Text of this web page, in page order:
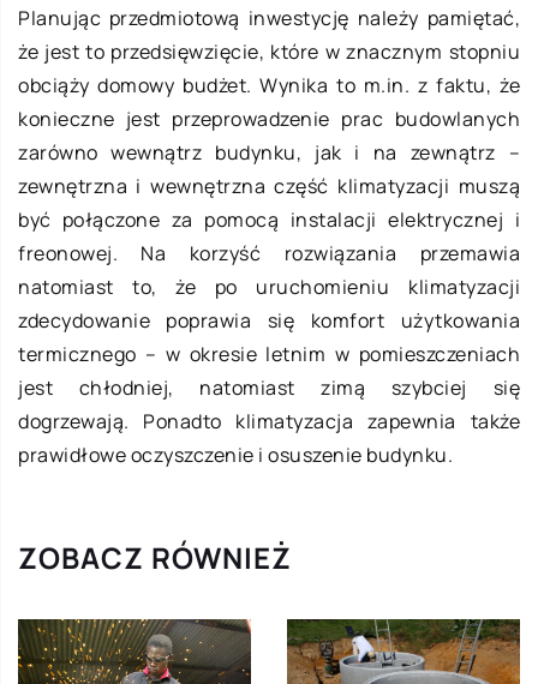
Planując przedmiotową inwestycję należy pamiętać,
że jest to przedsięwzięcie, które w znacznym stopniu
obciąży domowy budżet. Wynika to m.in. z faktu, że
konieczne jest przeprowadzenie prac budowlanych
zarówno wewnątrz budynku, jak i na zewnątrz –
zewnętrzna i wewnętrzna część klimatyzacji muszą
być połączone za pomocą instalacji elektrycznej i
freonowej. Na korzyść rozwiązania przemawia
natomiast to, że po uruchomieniu klimatyzacji
zdecydowanie poprawia się komfort użytkowania
termicznego – w okresie letnim w pomieszczeniach
jest chłodniej, natomiast zimą szybciej się
dogrzewają. Ponadto klimatyzacja zapewnia także
prawidłowe oczyszczenie i osuszenie budynku.
ZOBACZ RÓWNIEŻ